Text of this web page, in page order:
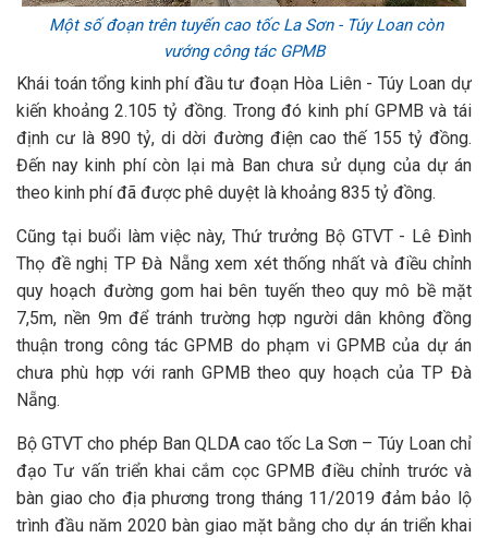
Một số đoạn trên tuyến cao tốc La Sơn - Túy Loan còn
vướng công tác GPMB
Khái toán tổng kinh phí đầu tư đoạn Hòa Liên - Túy Loan dự
kiến khoảng 2.105 tỷ đồng. Trong đó kinh phí GPMB và tái
định cư là 890 tỷ, di dời đường điện cao thế 155 tỷ đồng.
Đến nay kinh phí còn lại mà Ban chưa sử dụng của dự án
theo kinh phí đã được phê duyệt là khoảng 835 tỷ đồng.
Cũng tại buổi làm việc này, Thứ trưởng Bộ GTVT - Lê Đình
Thọ đề nghị TP Đà Nẵng xem xét thống nhất và điều chỉnh
quy hoạch đường gom hai bên tuyến theo quy mô bề mặt
7,5m, nền 9m để tránh trường hợp người dân không đồng
thuận trong công tác GPMB do phạm vi GPMB của dự án
chưa phù hợp với ranh GPMB theo quy hoạch của TP Đà
Nẵng.
Bộ GTVT cho phép Ban QLDA cao tốc La Sơn – Túy Loan chỉ
đạo Tư vấn triển khai cắm cọc GPMB điều chỉnh trước và
bàn giao cho địa phương trong tháng 11/2019 đảm bảo lộ
trình đầu năm 2020 bàn giao mặt bằng cho dự án triển khai